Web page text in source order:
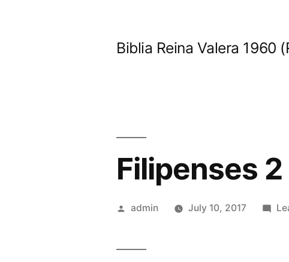
Biblia Reina Valera 1960
Filipenses 2
Posted
admin July 10, 2017